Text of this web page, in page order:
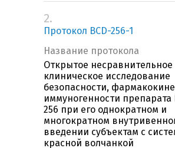
2.
Протокол BCD-256-1
Название протокола
Открытое несравнительное
клиническое исследование
безопасности,
иммуногенности препарата
256 при его однократном и
многократном
введении субъектам с
красной волчанкой